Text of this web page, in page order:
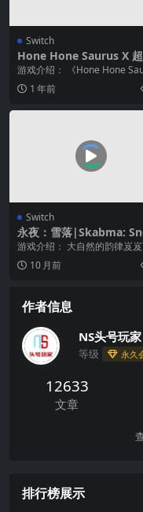
Switch
Hone Hone Saurus X 超
合！ 建造与战斗|ほねほ
トル
游戏介绍： 《Hone Hone
X 超级组合！ 建造与战斗》用
1 年前
Switch
永夜：雪落|Skabma:
all中文
游戏介绍： 大自然的韵律岌
危！你是年轻的萨米人Áilu，在
个正常放牧驯鹿的...
10 月前
作者信息
NS头号玩家
等级 永久
12633
文章
排行榜展示